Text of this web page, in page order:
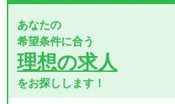
あなたの
希望条件に合う
理想の求人
をお探しします！